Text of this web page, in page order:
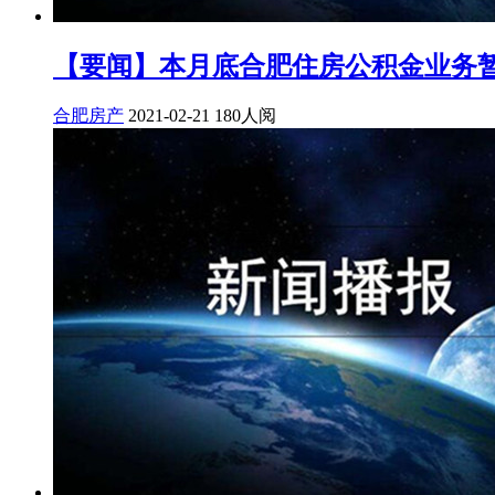
【要闻】本月底合肥住房公积金业务
合肥房产 2021-02-21 180人阅